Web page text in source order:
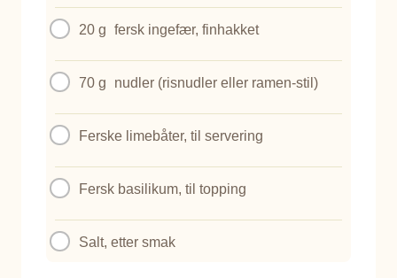
20 g fersk ingefær, finhakket
70 g nudler (risnudler eller ramen-stil)
Ferske limebåter, til servering
Fersk basilikum, til topping
Salt, etter smak